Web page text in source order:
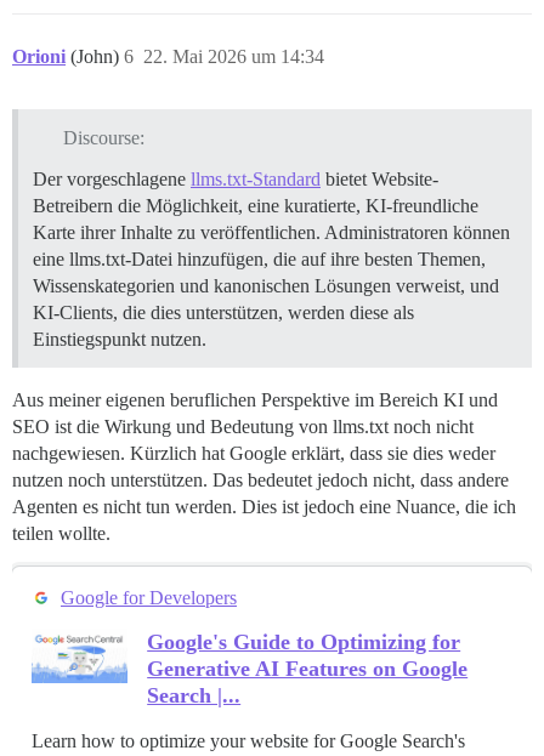
Orioni (John) 22. Mai 2026 um 14:34
6
Discourse:
Der vorgeschlagene llms.txt-Standard bietet Website-
Betreibern die Möglichkeit, eine kuratierte, KI-freundliche
Karte ihrer Inhalte zu veröffentlichen. Administratoren können
eine llms.txt-Datei hinzufügen, die auf ihre besten Themen,
Wissenskategorien und kanonischen Lösungen verweist, und
KI-Clients, die dies unterstützen, werden diese als
Einstiegspunkt nutzen.
Aus meiner eigenen beruflichen Perspektive im Bereich KI und
SEO ist die Wirkung und Bedeutung von llms.txt noch nicht
nachgewiesen. Kürzlich hat Google erklärt, dass sie dies weder
nutzen noch unterstützen. Das bedeutet jedoch nicht, dass andere
Agenten es nicht tun werden. Dies ist jedoch eine Nuance, die ich
teilen wollte.
Google for Developers
Google's Guide to Optimizing for
Generative AI Features on Google
Search |...
Learn how to optimize your website for Google Search's